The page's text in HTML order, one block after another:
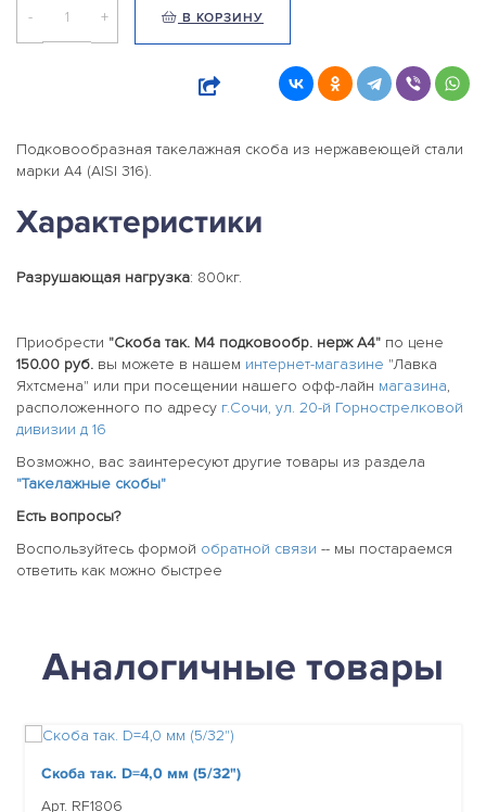
- + В КОРЗИНУ
Подковообразная такелажная скоба из нержавеющей стали
марки А4 (AISI 316).
Характеристики
Разрушающая нагрузка: 800кг.
Приобрести "Скоба так. М4 подковообр. нерж А4" по цене
150.00 руб. вы можете в нашем интернет-магазине "Лавка
Яхтсмена" или при посещении нашего офф-лайн магазина,
расположенного по адресу г.Сочи, ул. 20-й Горнострелковой
дивизии д 16
Возможно, вас заинтересуют другие товары из раздела
"Такелажные скобы"
Есть вопросы?
Воспользуйтесь формой обратной связи -- мы постараемся
ответить как можно быстрее
Аналогичные товары
Скоба так. D=4,0 мм (5/32")
Арт. RF1806